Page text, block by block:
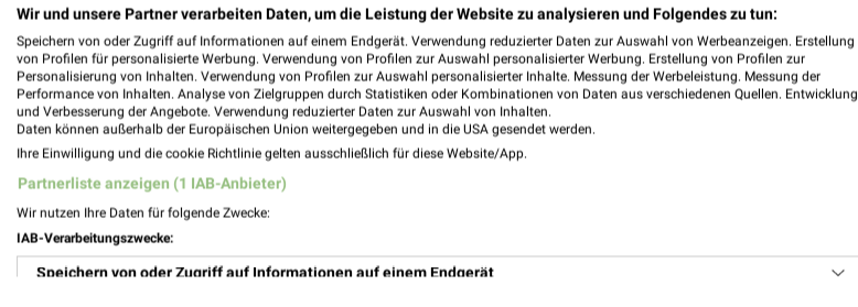
Wir und unsere Partner verarbeiten Daten, um die Leistung der Website zu analysieren und Folgendes zu tun:
Speichern von oder Zugriff auf Informationen auf einem Endgerät. Verwendung reduzierter Daten zur Auswahl von Werbeanzeigen. Erstellung
von Profilen für personalisierte Werbung. Verwendung von Profilen zur Auswahl personalisierter Werbung. Erstellung von Profilen zur
Personalisierung von Inhalten. Verwendung von Profilen zur Auswahl personalisierter Inhalte. Messung der Werbeleistung. Messung der
Performance von Inhalten. Analyse von Zielgruppen durch Statistiken oder Kombinationen von Daten aus verschiedenen Quellen. Entwicklung
und Verbesserung der Angebote. Verwendung reduzierter Daten zur Auswahl von Inhalten.
Daten können außerhalb der Europäischen Union weitergegeben und in die USA gesendet werden.
Ihre Einwilligung und die cookie Richtlinie gelten ausschließlich für diese Website/App.
Partnerliste anzeigen (1 IAB-Anbieter)
Wir nutzen Ihre Daten für folgende Zwecke:
IAB-Verarbeitungszwecke:
Speichern von oder Zugriff auf Informationen auf einem Endgerät